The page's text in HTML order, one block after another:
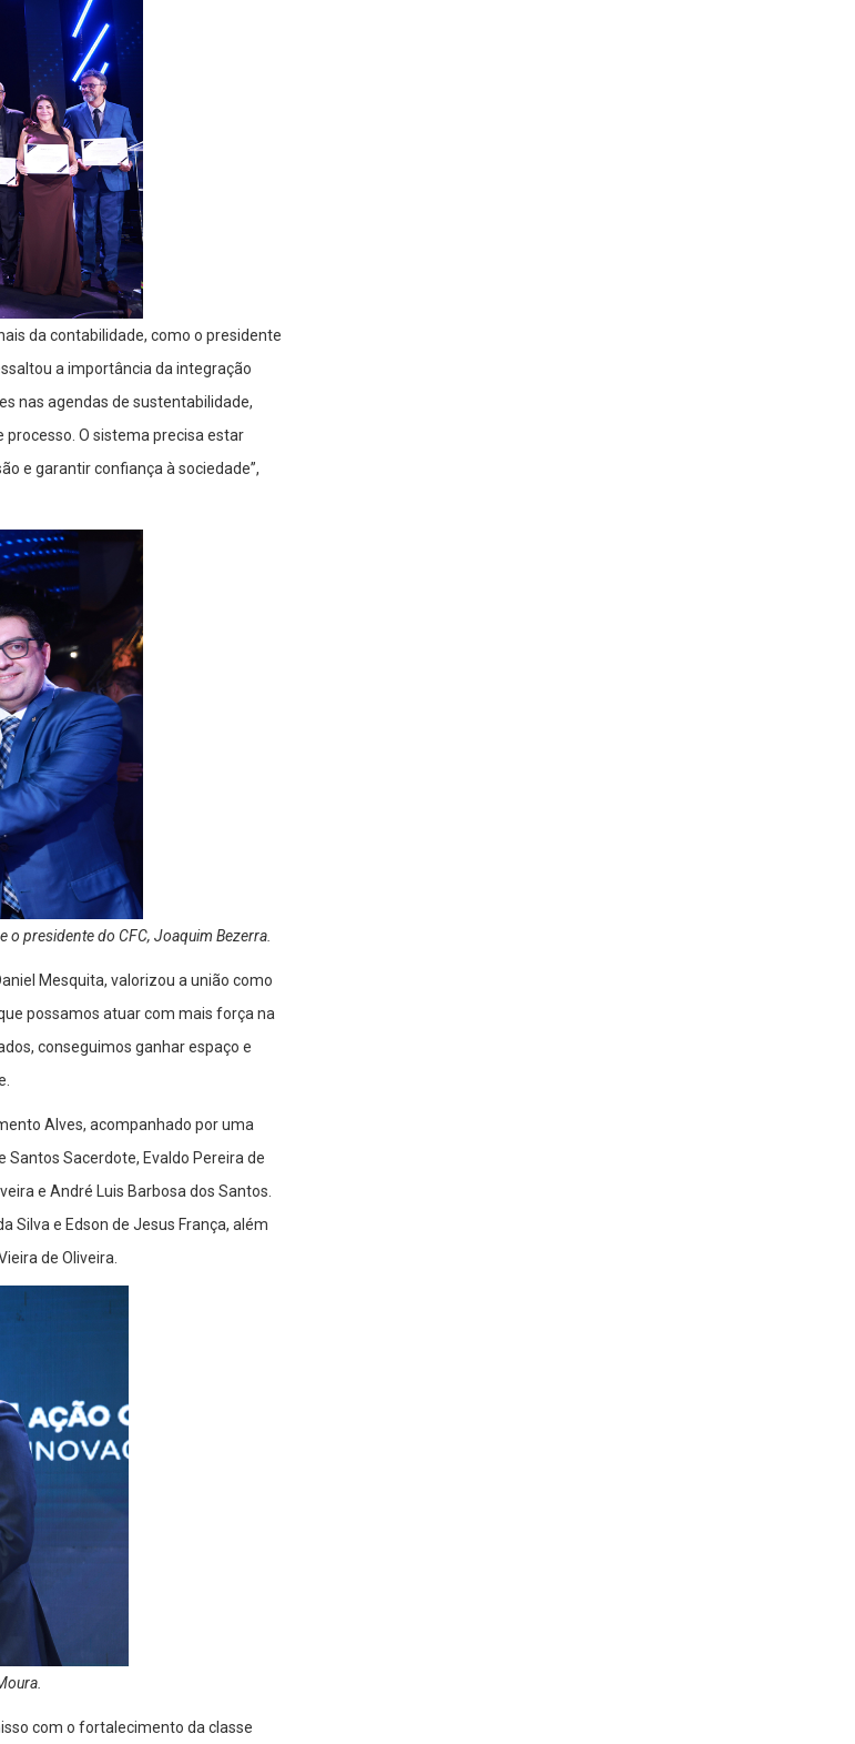
da contabilidade, como o presidente
a importância da integração
nas agendas de sustentabilidade,
O sistema precisa estar
e garantir confiança à sociedade”,
o presidente do CFC, Joaquim Bezerra.
Mesquita, valorizou a união como
possamos atuar com mais força na
conseguimos ganhar espaço e
Alves, acompanhado por uma
Santos Sacerdote, Evaldo Pereira de
e André Luis Barbosa dos Santos.
Silva e Edson de Jesus França, além
de Oliveira.
com o fortalecimento da classe